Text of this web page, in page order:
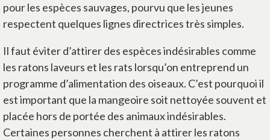
pour les espèces sauvages, pourvu que les jeunes
respectent quelques lignes directrices très simples.
Il faut éviter d’attirer des espèces indésirables comme
les ratons laveurs et les rats lorsqu’on entreprend un
programme d’alimentation des oiseaux. C’est pourquoi il
est important que la mangeoire soit nettoyée souvent et
placée hors de portée des animaux indésirables.
Certaines personnes cherchent à attirer les ratons